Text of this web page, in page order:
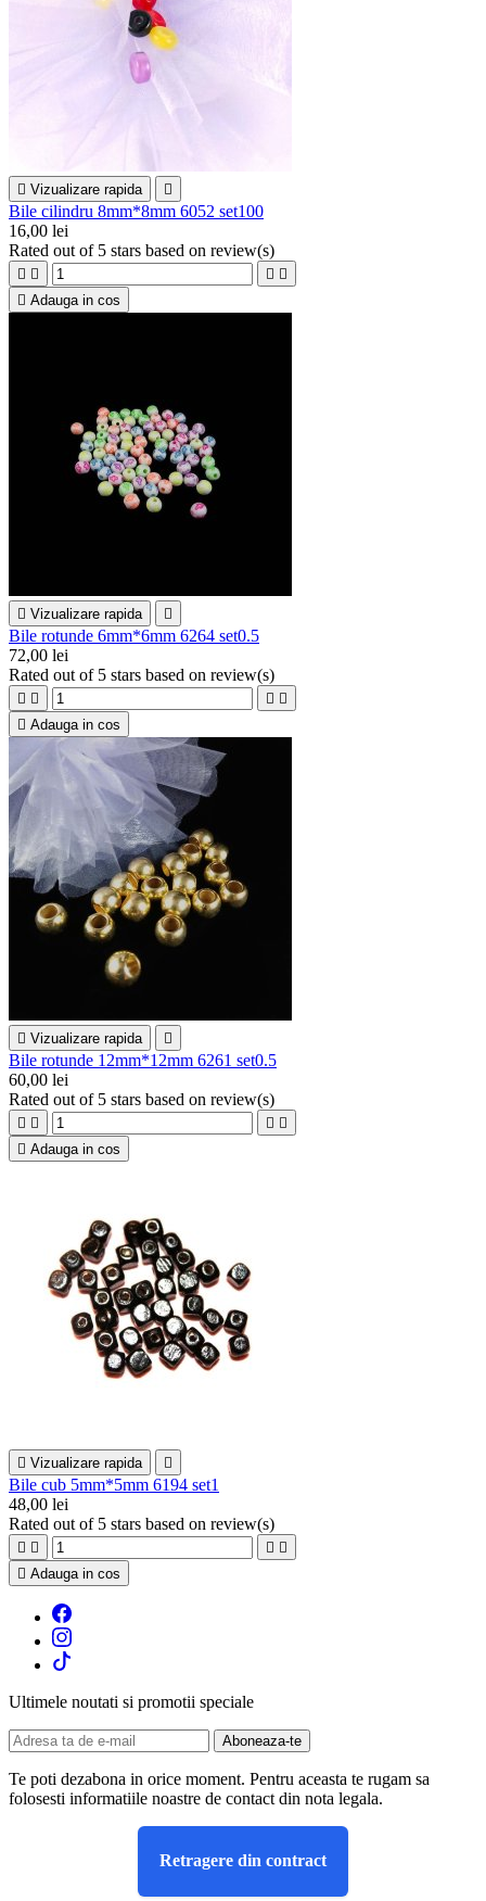
 Vizualizare rapida 
Bile cilindru 8mm*8mm 6052 set100
16,00 lei
Rated out of 5 stars based on review(s)
   
 Adauga in cos
 Vizualizare rapida 
Bile rotunde 6mm*6mm 6264 set0.5
72,00 lei
Rated out of 5 stars based on review(s)
   
 Adauga in cos
 Vizualizare rapida 
Bile rotunde 12mm*12mm 6261 set0.5
60,00 lei
Rated out of 5 stars based on review(s)
   
 Adauga in cos
 Vizualizare rapida 
Bile cub 5mm*5mm 6194 set1
48,00 lei
Rated out of 5 stars based on review(s)
   
 Adauga in cos
Ultimele noutati si promotii speciale
Te poti dezabona in orice moment. Pentru aceasta te rugam sa
folosesti informatiile noastre de contact din nota legala.
Retragere din contract